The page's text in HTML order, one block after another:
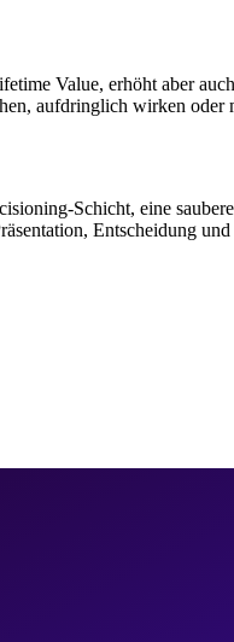
Value, erhöht aber
aufdringlich wirken
Schicht, eine
Entscheidung